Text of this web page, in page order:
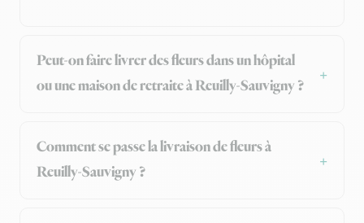
Peut-on faire livrer des fleurs dans un hôpital
ou une maison de retraite à Reuilly-Sauvigny ?
Comment se passe la livraison de fleurs à
Reuilly-Sauvigny ?